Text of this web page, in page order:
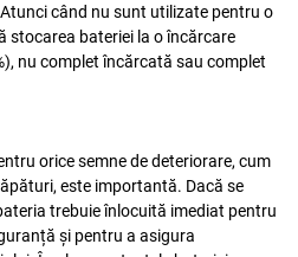
când nu sunt utilizate pentru o
stocarea bateriei la o încărcare
nu complet încărcată sau complet
orice semne de deteriorare, cum
este importantă. Dacă se
trebuie înlocuită imediat pentru
și pentru a asigura